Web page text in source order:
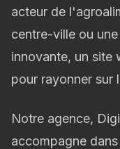
acteur de
centre-ville ou
innovante, un site
pour rayonner sur
Notre agence,
accompagne